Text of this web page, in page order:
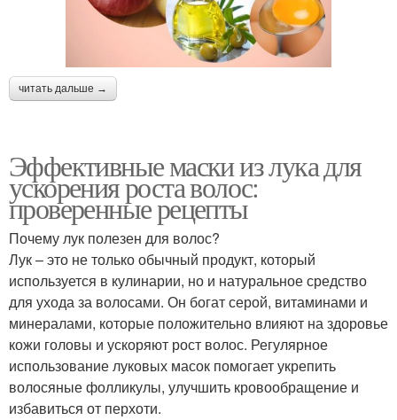
читать дальше →
Эффективные маски из лука для
ускорения роста волос:
проверенные рецепты
Почему лук полезен для волос?
Лук – это не только обычный продукт, который
используется в кулинарии, но и натуральное средство
для ухода за волосами. Он богат серой, витаминами и
минералами, которые положительно влияют на здоровье
кожи головы и ускоряют рост волос. Регулярное
использование луковых масок помогает укрепить
волосяные фолликулы, улучшить кровообращение и
избавиться от перхоти.